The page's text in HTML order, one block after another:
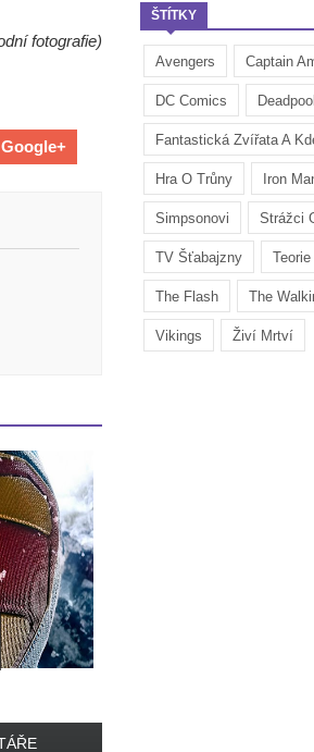
ŠTÍTKY
Avengers Captain
DC Comics Deadpool
Fantastická Zvířata A
Hra O Trůny Iron
Simpsonovi Strážci
TV Šťabajzny
The Flash The
Vikings Živí Mrtví
fotografie)